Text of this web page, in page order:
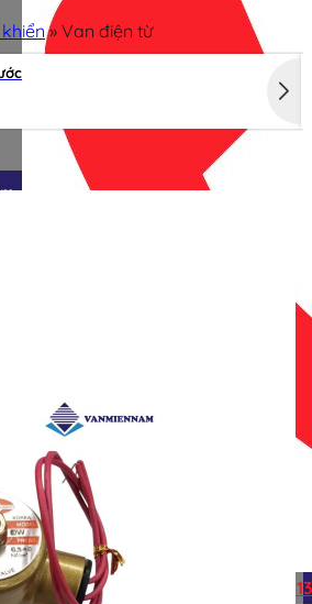
Hotline:0928.613.555
» Van điện từ